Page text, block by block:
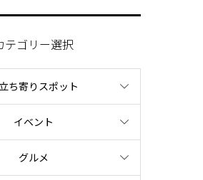
テゴリー選択
ち寄りスポット
イベント
グルメ